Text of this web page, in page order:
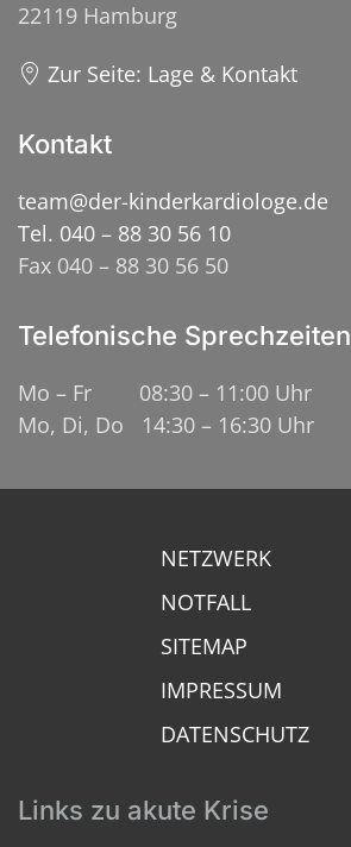
22119 Hamburg
Zur Seite: Lage & Kontakt
Kontakt
team@der-kinderkardiologe.de
Tel. 040 – 88 30 56 10
Fax 040 – 88 30 56 50
Telefonische Sprechzeiten
Mo – Fr 08:30 – 11:00 Uhr
Mo, Di, Do 14:30 – 16:30 Uhr
NETZWERK
NOTFALL
SITEMAP
IMPRESSUM
DATENSCHUTZ
Links zu akute Krise